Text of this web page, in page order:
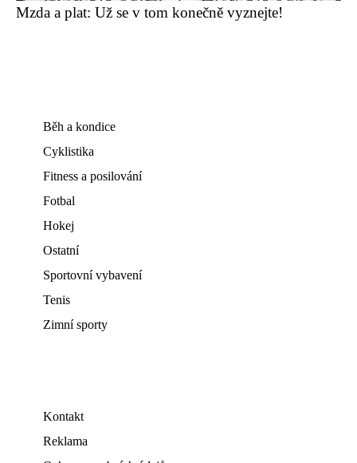
Mzda a plat: Už se v tom konečně vyznejte!
Běh a kondice
Cyklistika
Fitness a posilování
Fotbal
Hokej
Ostatní
Sportovní vybavení
Tenis
Zimní sporty
Kontakt
Reklama